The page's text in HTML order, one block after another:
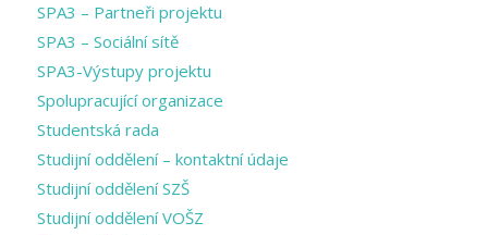
SPA3 – Partneři projektu
SPA3 – Sociální sítě
SPA3-Výstupy projektu
Spolupracující organizace
Studentská rada
Studijní oddělení – kontaktní údaje
Studijní oddělení SZŠ
Studijní oddělení VOŠZ